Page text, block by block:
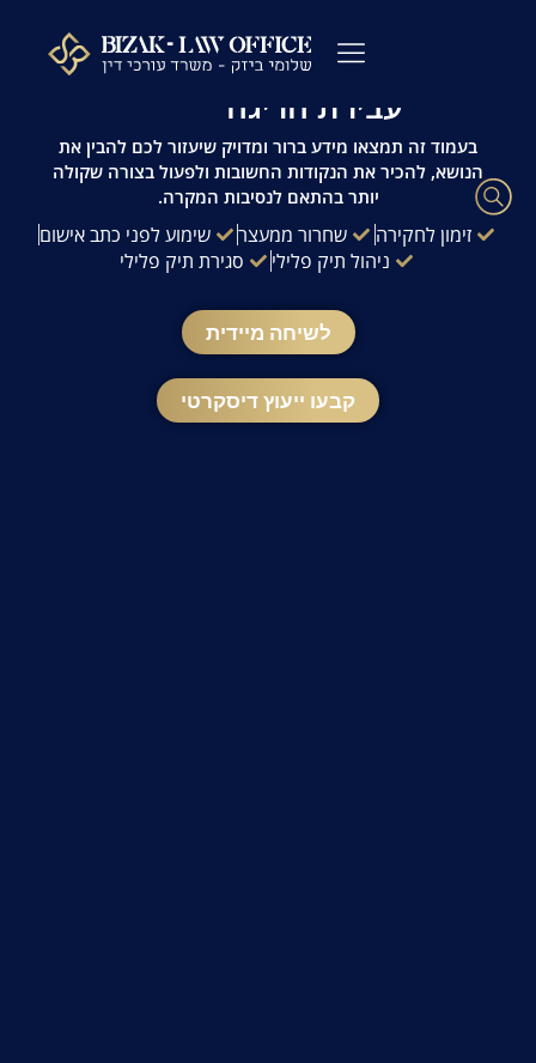
עו"ד פלילי שלומי ביזק | זמינות 24/7 | ייעוץ
מהיר ודיסקרטי
עבירת הריגה
בעמוד זה תמצאו מידע ברור ומדויק שיעזור לכם להבין את
הנושא, להכיר את הנקודות החשובות ולפעול בצורה שקולה
יותר בהתאם לנסיבות המקרה.
זימון לחקירה שחרור ממעצר
שימוע לפני כתב אישום
ניהול תיק פלילי
סגירת תיק פלילי
לשיחה מיידית
קבעו ייעוץ דיסקרטי